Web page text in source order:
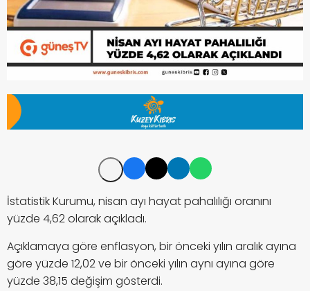
İstatistik Kurumu, nisan ayı hayat pahalılığı oranını
yüzde 4,62 olarak açıkladı.
Açıklamaya göre enflasyon, bir önceki yılın aralık ayına
göre yüzde 12,02 ve bir önceki yılın aynı ayına göre
yüzde 38,15 değişim gösterdi.